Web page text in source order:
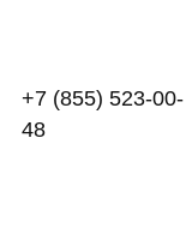
+7 (855) 523-00-
48